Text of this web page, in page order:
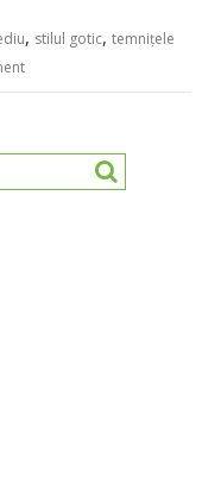
, stilul gotic,temnițele